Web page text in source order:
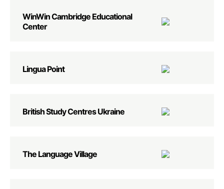
WinWin Cambridge Educational
Center
Lingua Point
British Study Centres Ukraine
The Language Village